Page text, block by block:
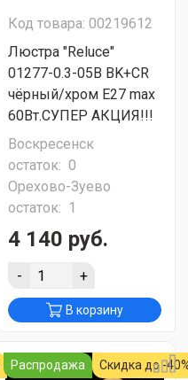
Код товара: 00219612
Люстра "Reluce"
01277-0.3-05B BK+CR
чёрный/хром Е27 max
60Вт.СУПЕР АКЦИЯ!!!
Воскресенск
остаток: 0
Орехово-Зуево
остаток: 1
4 140 руб.
- +
В корзину
Распродажа Скидка до -